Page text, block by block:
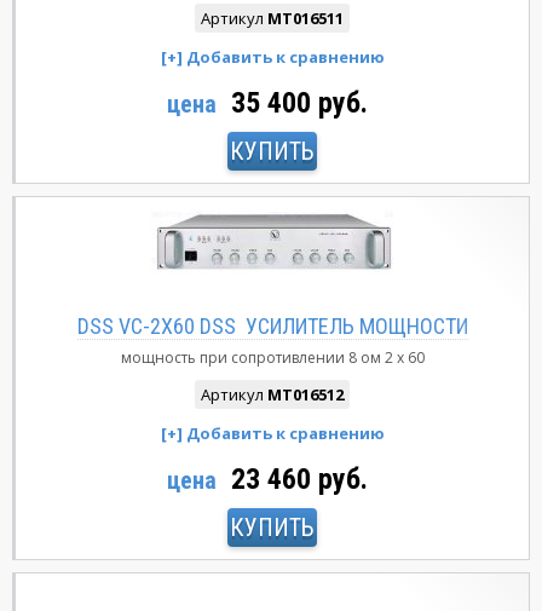
Артикул MT016511
цена 35 400 руб.
КУПИТЬ
DSS VC-2X60 DSS УСИЛИТЕЛЬ МОЩНОСТИ
мощность при сопротивлении 8 ом 2 x 60
Артикул MT016512
цена 23 460 руб.
КУПИТЬ